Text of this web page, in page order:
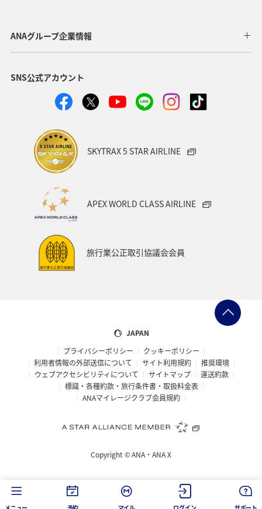
ANAグループ企業情報
SNS公式アカウント
SKYTRAX 5 STAR AIRLINE
APEX WORLD CLASS AIRLINE
旅行業公正取引協議会会員
JAPAN
プライバシーポリシー
クッキーポリシー
利用者情報の外部送信について
サイト利用規約
推奨環境
ウェブアクセシビリティについて
サイトマップ
運送約款
標識・各種約款・旅行条件書・取扱料金表
ANAマイレージクラブ会員規約
Copyright ©ANA・ANA X